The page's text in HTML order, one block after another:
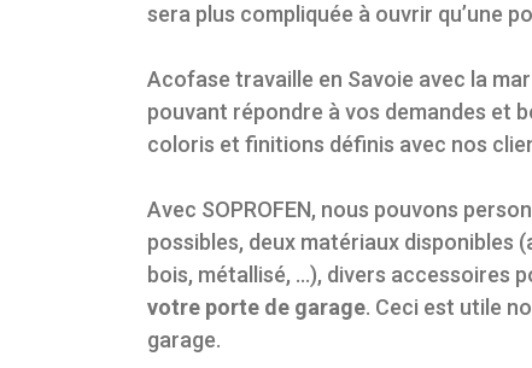
sera plus compliquée à ouvrir qu’une
Acofase travaille en Savoie avec la
pouvant répondre à vos demandes et
coloris et finitions définis avec nos
Avec SOPROFEN, nous pouvons
possibles, deux matériaux disponibles
bois, métallisé, …), divers accessoires
votre porte de garage. Ceci est utile
garage.